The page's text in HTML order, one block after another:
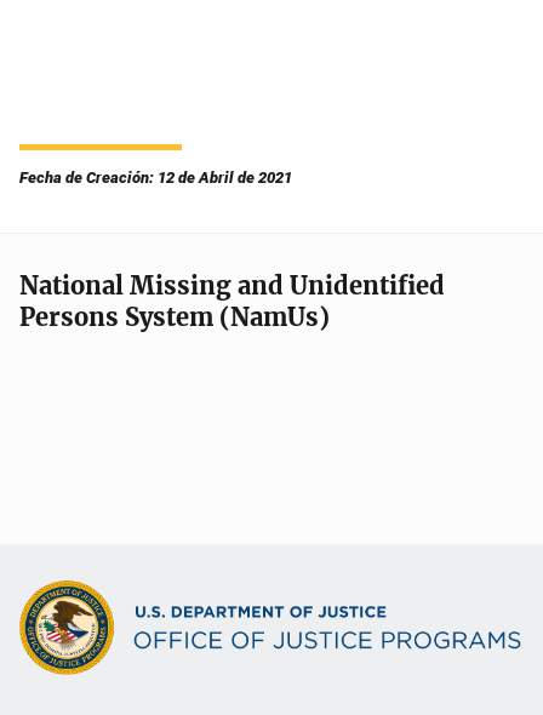
Fecha de Creación: 12 de Abril de 2021
National Missing and Unidentified
Persons System (NamUs)